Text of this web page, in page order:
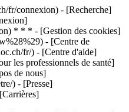
fr/connexion) - [Recherche]
* * * - [Gestion des cookies]
- [Centre de
fr/) - [Centre d'aide]
les professionnels de santé]
de nous]
) - [Presse]